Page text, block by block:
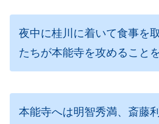
夜中に桂川に着いて食事を
たちが本能寺を攻めること
本能寺へは明智秀満、斎藤